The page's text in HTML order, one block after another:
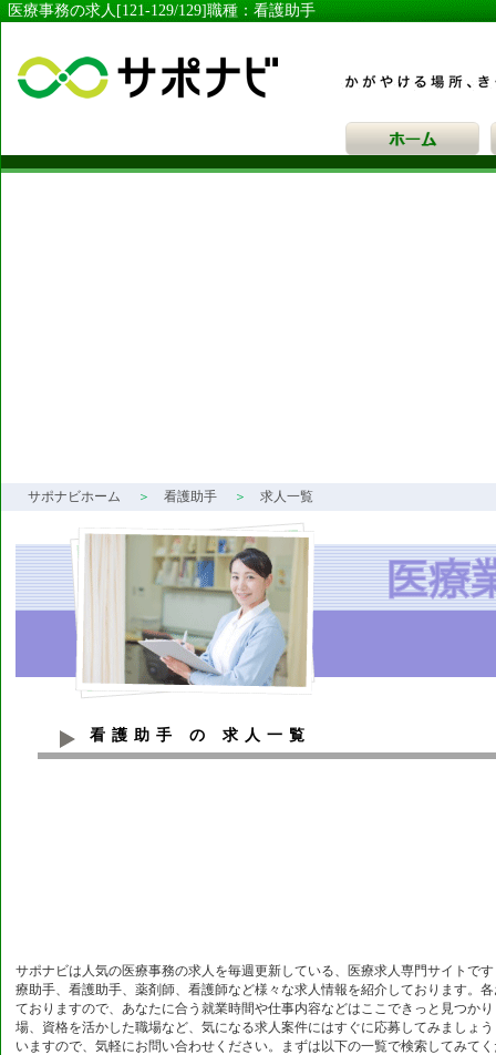
医療事務の求人[121-129/129]職種：看護助手
サポナビホーム 看護助手 求人一覧
看護助手 の 求人一覧
サポナビは人気の医療事務の求人を毎週更新している、医療求人専門サイトで
療助手、看護助手、薬剤師、看護師など様々な求人情報を紹介しております。
ておりますので、あなたに合う就業時間や仕事内容などはここできっと見つか
場、資格を活かした職場など、気になる求人案件にはすぐに応募してみましょ
いますので、気軽にお問い合わせください。まずは以下の一覧で検索してみて